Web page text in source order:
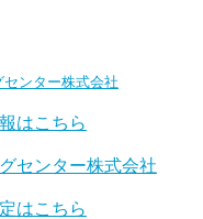
ンター株式会社
はこちら
センター株式会社
はこちら